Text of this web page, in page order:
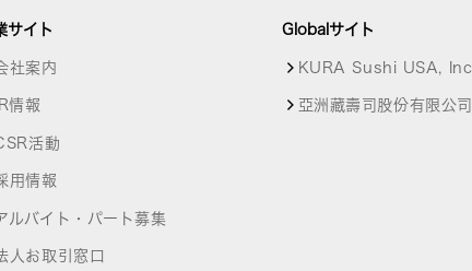
サイト
社案内
IR情報
活動
用情報
ルバイト・パート募集
人お取引窓口
Globalサイト
KURA Sushi USA, Inc.
亞洲藏壽司股份有限公司